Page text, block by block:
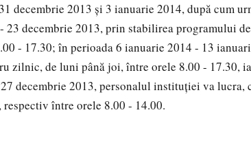
decembrie 2013 şi 3 ianuarie 2014, după cum
23 decembrie 2013, prin stabilirea programului
- 17.30; în perioada 6 ianuarie 2014 - 13
zilnic, de luni până joi, între orele 8.00 - 17.30,
decembrie 2013, personalul instituţiei va lucra,
între orele 8.00 - 14.00.